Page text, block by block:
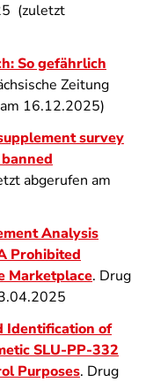
(zuletzt
So gefährlich
Zeitung
16.12.2025)
survey
abgerufen am
Analysis
Prohibited
Marketplace. Drug
Identification of
SLU-PP-332
Purposes. Drug